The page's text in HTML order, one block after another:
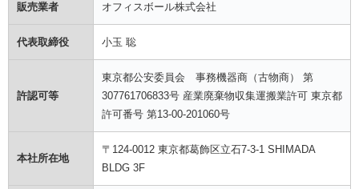
販売業者 オフィスボール株式会社
代表取締役 小玉 聡
許認可等
東京都公安委員会 事務機器商（古物商） 第
307761706833号 産業廃棄物収集運搬業許可 東京都
許可番号 第13-00-201060号
本社所在地
〒124-0012 東京都葛飾区立石7-3-1 SHIMADA
BLDG 3F